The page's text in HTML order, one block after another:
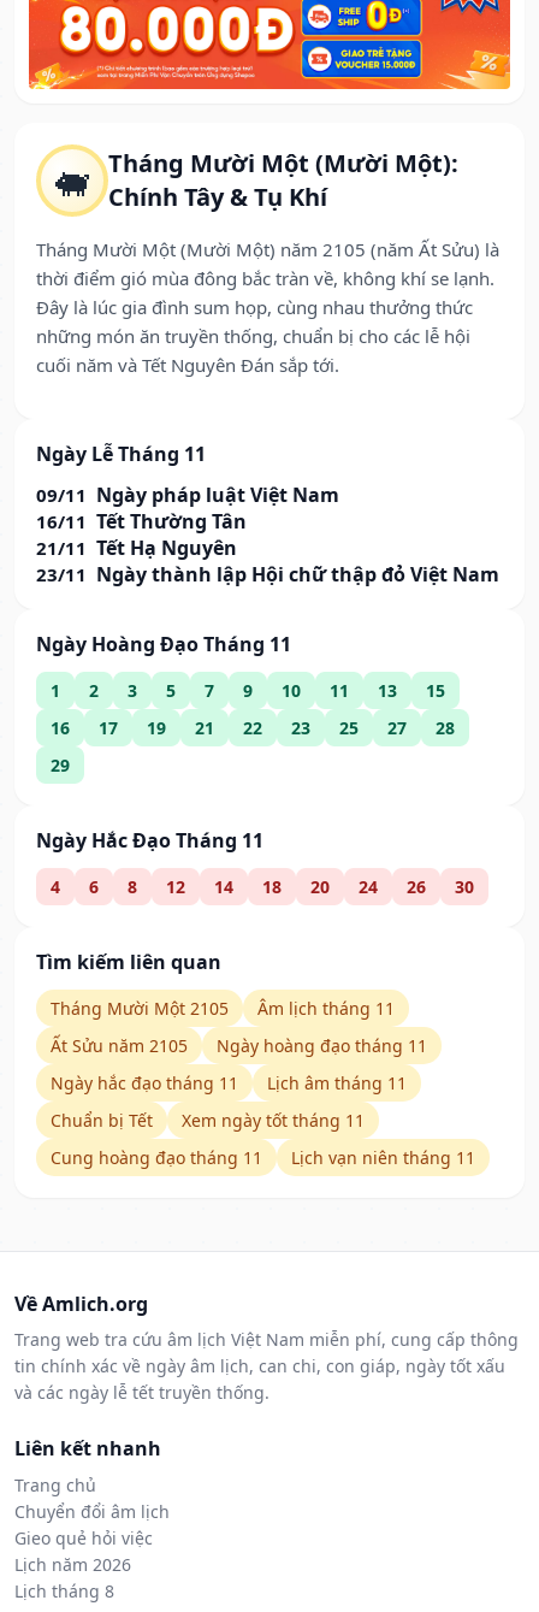
🐖 Tháng Mười Một (Mười Một):
Chính Tây & Tụ Khí
Tháng Mười Một (Mười Một) năm 2105 (năm Ất Sửu) là
thời điểm gió mùa đông bắc tràn về, không khí se lạnh.
Đây là lúc gia đình sum họp, cùng nhau thưởng thức
những món ăn truyền thống, chuẩn bị cho các lễ hội
cuối năm và Tết Nguyên Đán sắp tới.
Ngày Lễ Tháng 11
09/11 Ngày pháp luật Việt Nam
16/11 Tết Thường Tân
21/11 Tết Hạ Nguyên
23/11 Ngày thành lập Hội chữ thập đỏ Việt Nam
Ngày Hoàng Đạo Tháng 11
1 2 3 5 7 9 10 11 13
15
16
17 19 21 22 23 25 27
28
29
Ngày Hắc Đạo Tháng 11
4 6 8 12 14 18 20 24 26 30
Tìm kiếm liên quan
Tháng Mười Một 2105
Âm lịch tháng 11
Ất Sửu năm 2105
Ngày hoàng đạo tháng 11
Ngày hắc đạo tháng 11
Lịch âm tháng 11
Chuẩn bị Tết
Xem ngày tốt tháng 11
Cung hoàng đạo tháng 11
Lịch vạn niên tháng 11
Về Amlich.org
Trang web tra cứu âm lịch Việt Nam miễn phí, cung cấp thông
tin chính xác về ngày âm lịch, can chi, con giáp, ngày tốt xấu
và các ngày lễ tết truyền thống.
Liên kết nhanh
Trang chủ
Chuyển đổi âm lịch
Gieo quẻ hỏi việc
Lịch năm 2026
Lịch tháng 8